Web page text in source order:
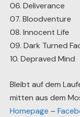
06. Deliverance
07. Bloodventure
08. Innocent Life
09. Dark Turned
10. Depraved Mind
Bleibt auf dem
mitten aus dem
Homepage –